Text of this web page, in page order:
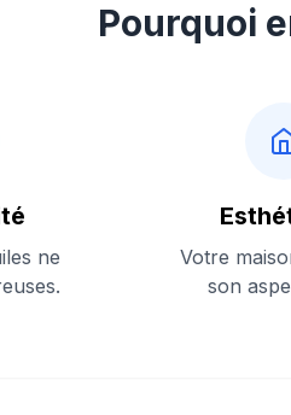
Pourquoi
ne
Votre
son